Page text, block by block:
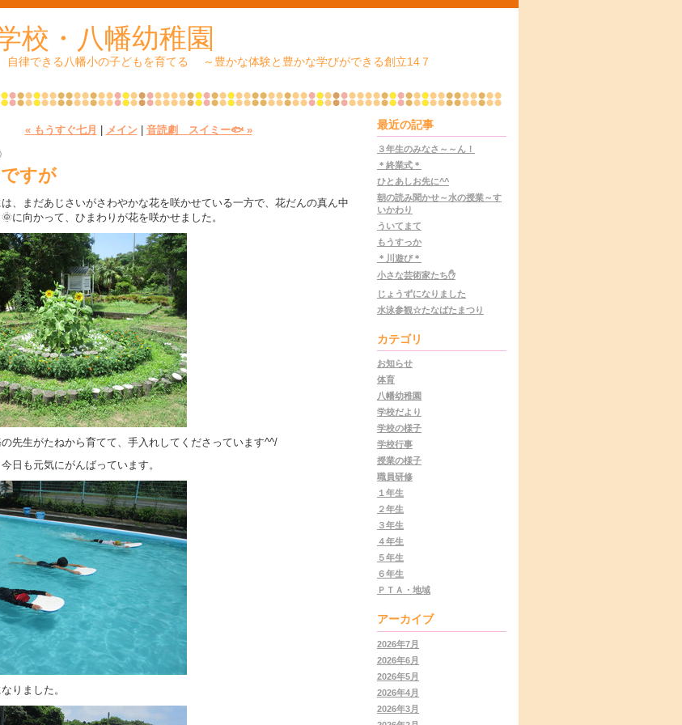
校・八幡幼稚園
律できる八幡小の子どもを育てる ～豊かな体験と豊かな学びができる創立14７
« もうすぐ七月 メイン| 音読劇 スイミー🐟 »
すが
、まだあじさいがさわやかな花を咲かせている一方で、花だんの真ん中
に向かって、ひまわりが花を咲かせました。
先生がたねから育てて、手入れしてくださっています^^/
日も元気にがんばっています。
りました。
最近の記事
３年生のみなさ～～ん！
＊終業式＊
ひとあしお先に^^
朝の読み聞かせ～水の授業～す
いかわり
ういてまて
もうすっか
＊川遊び＊
小さな芸術家たち✋
じょうずになりました
水泳参観☆たなばたまつり
カテゴリ
お知らせ
体育
八幡幼稚園
学校だより
学校の様子
学校行事
授業の様子
職員研修
１年生
２年生
３年生
４年生
５年生
６年生
ＰＴＡ・地域
アーカイブ
2026年7月
2026年6月
2026年5月
2026年4月
2026年3月